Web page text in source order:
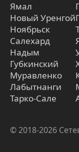
Ямал
Новый Уренгой
Ноябрьск
Салехард
Надым
Губкинский
Муравленко
Лабытнанги
Тарко-Сале
© 2018-2026